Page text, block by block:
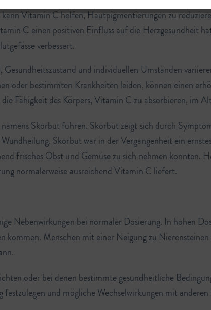
Vitamin C helfen, Hautpigmentierungen zu
C einen positiven Einfluss auf die Herzgesundheit
verbessert.
und individuellen Umständen
oder bestimmten Krankheiten leiden, können einen
Fähigkeit des Körpers, Vitamin C zu absorbieren, im
Skorbut führen. Skorbut zeigt sich durch
Skorbut war in der Vergangenheit ein
frisches Obst und Gemüse zu sich nehmen konnten.
normalerweise ausreichend Vitamin C liefert.
Nebenwirkungen bei normaler Dosierung. In hohen
kommen. Menschen mit einer Neigung zu
oder bei denen bestimmte gesundheitliche
festzulegen und mögliche Wechselwirkungen mit